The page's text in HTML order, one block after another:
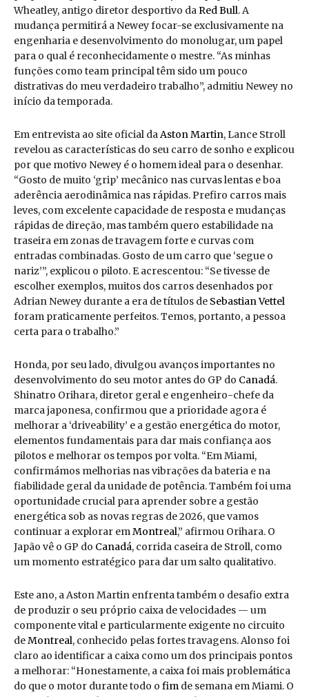
Wheatley, antigo diretor desportivo daRed Bull. A
mudança permitirá a Newey focar-se exclusivamente na
engenharia e desenvolvimento do monolugar, um papel
para o qual é reconhecidamente o mestre. “As minhas
funções como team principal têm sido um pouco
distrativas do meu verdadeiro trabalho”, admitiu Newey no
início da temporada.
Em entrevista ao site oficial daAston Martin, Lance Stroll
revelou as características do seu carro de sonho e explicou
por que motivo Newey é o homem ideal para o desenhar.
“Gosto de muito ‘grip’ mecânico nas curvas lentas e boa
aderência aerodinâmica nas rápidas. Prefiro carros mais
leves, com excelente capacidade de resposta e mudanças
rápidas de direção, mas também quero estabilidade na
traseira em zonas de travagem forte e curvas com
entradas combinadas. Gosto de um carro que ‘segue o
nariz’”, explicou o piloto. E acrescentou: “Se tivesse de
escolher exemplos, muitos dos carros desenhados por
Adrian Newey durante a era de títulos de Sebastian Vettel
foram praticamente perfeitos. Temos, portanto, a pessoa
certa para o trabalho.”
Honda, por seu lado, divulgou avanços importantes no
desenvolvimento do seu motor antes do GP do Canadá.
Shinatro Orihara, diretor geral e engenheiro-chefe da
marca japonesa, confirmou que a prioridade agora é
melhorar a ‘driveability’ e a gestão energética do motor,
elementos fundamentais para dar mais confiança aos
pilotos e melhorar os tempos por volta. “Em Miami,
confirmámos melhorias nas vibrações da bateria e na
fiabilidade geral da unidade de potência. Também foi uma
oportunidade crucial para aprender sobre a gestão
energética sob as novas regras de 2026, que vamos
continuar a explorar emMontreal,” afirmou Orihara. O
Japão vê o GP do Canadá, corrida caseira de Stroll, como
um momento estratégico para dar um salto qualitativo.
Este ano, a Aston Martin enfrenta também o desafio extra
de produzir o seu próprio caixa de velocidades — um
componente vital e particularmente exigente no circuito
deMontreal, conhecido pelas fortes travagens. Alonso foi
claro ao identificar a caixa como um dos principais pontos
a melhorar: “Honestamente, a caixa foi mais problemática
do que o motor durante todo o fim de semana em Miami. O